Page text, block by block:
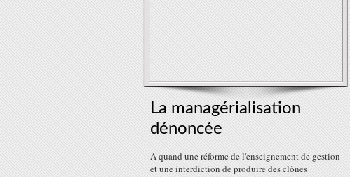
La managérialisation
dénoncée
A quand une réforme de l'enseignement de gestion
et une interdiction de produire des clônes